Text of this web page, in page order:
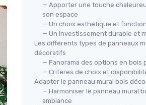
— Apporter une touche
son espace
— Un choix esthétique et
— Un investissement durable et
Les différents types de panneaux
décoratifs
— Panorama des options en bois
— Critères de choix et
Adapter le panneau mural bois
— Harmoniser le panneau mural
ambiance